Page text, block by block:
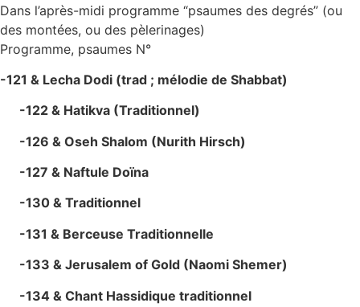
Dans l’après-midi programme “psaumes des degrés” (ou
des montées, ou des pèlerinages)
Programme, psaumes N°
-121 & Lecha Dodi (trad ; mélodie de Shabbat)
-122 & Hatikva (Traditionnel)
-126 & Oseh Shalom (Nurith Hirsch)
-127 & Naftule Doïna
-130 & Traditionnel
-131 & Berceuse Traditionnelle
-133 & Jerusalem of Gold (Naomi Shemer)
-134 & Chant Hassidique traditionnel